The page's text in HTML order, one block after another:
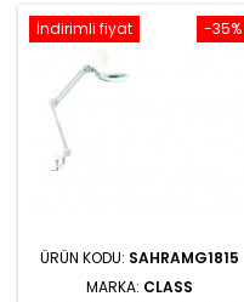
-35%
İndirimli fiyat
ÜRÜN KODU: SAHRAMG1815
MARKA: CLASS